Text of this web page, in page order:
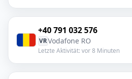
+40 791 032 576
VRVodafone RO
Letzte Aktivität: vor 8 Minuten